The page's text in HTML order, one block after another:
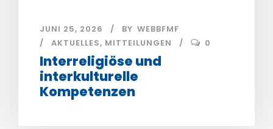
JUNI 25, 2026 BY WEBBFMF
AKTUELLES, MITTEILUNGEN 0
Interreligiöse und
interkulturelle
Kompetenzen